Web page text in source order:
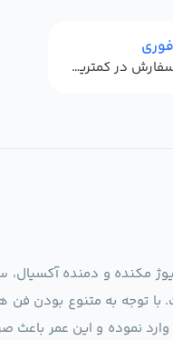
ارسال سفارش در کمترین زمان ممکن
مکنده و دمنده آکسیال،
توجه به متنوع بودن فن
نظر دارد کالاهای تخصصی شما عزیزان رو در صرف 13هفته